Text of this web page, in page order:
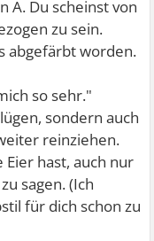
A. Du scheinst von
zu sein.
abgefärbt worden.
so sehr."
sondern auch
reinziehen.
Eier hast, auch nur
sagen. (Ich
für dich schon zu